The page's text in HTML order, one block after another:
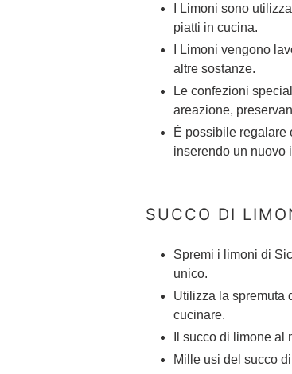
I Limoni sono
piatti in cucina.
I Limoni vengono
altre sostanze.
Le confezioni
areazione,
È possibile regalare
inserendo un nuovo
SUCCO DI
Spremi i limoni di
unico.
Utilizza la spremuta
cucinare.
Il succo di limone al
Mille usi del succo